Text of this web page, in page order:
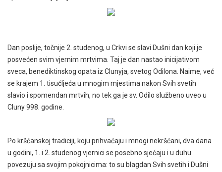
Dan poslije, točnije 2. studenog, u Crkvi se slavi Dušni dan koji je
posvećen svim vjernim mrtvima. Taj je dan nastao inicijativom
sveca, benediktinskog opata iz Clunyja, svetog Odilona. Naime, već
se krajem 1. tisućljeća u mnogim mjestima nakon Svih svetih
slavio i spomendan mrtvih, no tek ga je sv. Odilo službeno uveo u
Cluny 998. godine.
Po kršćanskoj tradiciji, koju prihvaćaju i mnogi nekršćani, dva dana
u godini, 1. i 2. studenog vjernici se posebno sjećaju i u duhu
povezuju sa svojim pokojnicima: to su blagdan Svih svetih i Dušni